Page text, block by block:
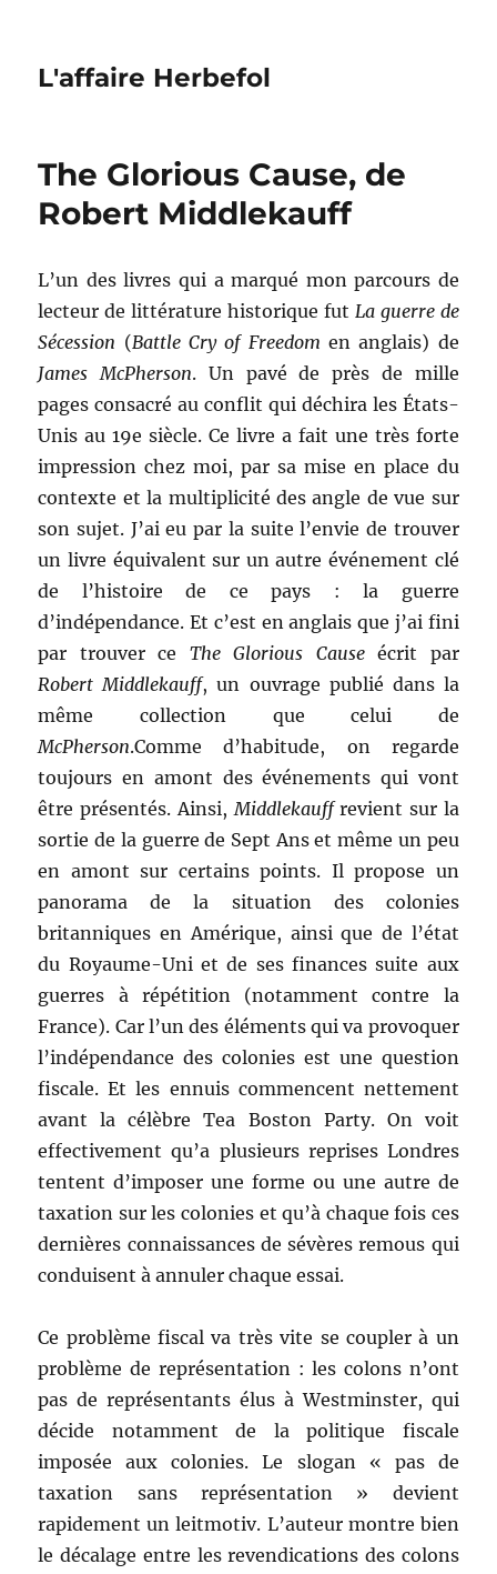
L'affaire Herbefol
The Glorious Cause, de
Robert Middlekauff
L’un des livres qui a marqué mon parcours de
lecteur de littérature historique fut La guerre de
Sécession (Battle Cry of Freedom en anglais) de
James McPherson. Un pavé de près de mille
pages consacré au conflit qui déchira les États-
Unis au 19e siècle. Ce livre a fait une très forte
impression chez moi, par sa mise en place du
contexte et la multiplicité des angle de vue sur
son sujet. J’ai eu par la suite l’envie de trouver
un livre équivalent sur un autre événement clé
de l’histoire de ce pays : la guerre
d’indépendance. Et c’est en anglais que j’ai fini
par trouver ce The Glorious Causeécrit par
Robert Middlekauff, un ouvrage publié dans la
même collection que celui de
McPherson.Comme d’habitude, on regarde
toujours en amont des événements qui vont
être présentés. Ainsi,Middlekauffrevient sur la
sortie de la guerre de Sept Ans et même un peu
en amont sur certains points. Il propose un
panorama de la situation des colonies
britanniques en Amérique, ainsi que de l’état
du Royaume-Uni et de ses finances suite aux
guerres à répétition (notamment contre la
France). Car l’un des éléments qui va provoquer
l’indépendance des colonies est une question
fiscale. Et les ennuis commencent nettement
avant la célèbre Tea Boston Party. On voit
effectivement qu’a plusieurs reprises Londres
tentent d’imposer une forme ou une autre de
taxation sur les colonies et qu’à chaque fois ces
dernières connaissances de sévères remous qui
conduisent à annuler chaque essai.
Ce problème fiscal va très vite se coupler à un
problème de représentation : les colons n’ont
pas de représentants élus à Westminster, qui
décide notamment de la politique fiscale
imposée aux colonies. Le slogan « pas de
taxation sans représentation » devient
rapidement un leitmotiv. L’auteur montre bien
le décalage entre les revendications des colons